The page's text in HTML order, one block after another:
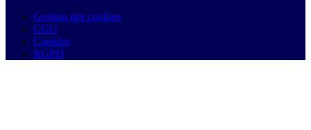
Gestion des cookies
CGU
Cookies
RGPD